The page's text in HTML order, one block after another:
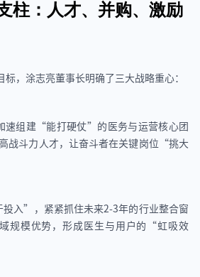
柱：人才、并购、激励
，涂志亮董事长明确了三大战略重心：
速组建“能打硬仗”的医务与运营核心团
战斗力人才，让奋斗者在关键岗位“挑大
入”，紧紧抓住未来2-3年的行业整合窗
规模优势，形成医生与用户的“虹吸效